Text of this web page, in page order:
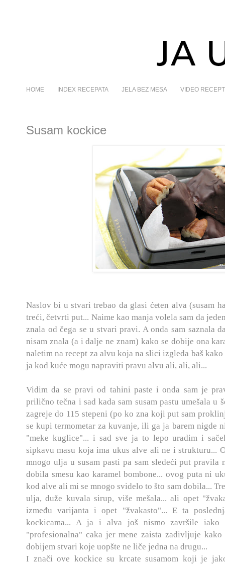
HOME INDEX RECEPATA JELA BEZ MESA VIDEO
Susam kockice
Naslov bi u stvari trebao da glasi ćeten alva (susam
treći, četvrti put... Naime kao manja volela sam da
znala od čega se u stvari pravi. A onda sam saznala
nisam znala (a i dalje ne znam) kako se dobije ona
naletim na recept za alvu koja na slici izgleda baš
ja kod kuće mogu napraviti pravu alvu ali, ali, ali...
Vidim da se pravi od tahini paste i onda sam je
prilično tečna i sad kada sam susam pastu umešala u
zagreje do 115 stepeni (po ko zna koji put sam
se kupi termometar za kuvanje, ili ga ja barem nigde
"meke kuglice"... i sad sve ja to lepo uradim i
sipkavu masu koja ima ukus alve ali ne i strukturu...
mnogo ulja u susam pasti pa sam sledeći put pravila
dobila smesu kao karamel bombone... ovog puta ni
kod alve ali mi se mnogo svidelo to što sam dobila...
ulja, duže kuvala sirup, više mešala... ali opet
između varijanta i opet "žvakasto"... E ta
kockicama... A ja i alva još nismo završile
"profesionalna" caka jer mene zaista zadivljuje
dobijem stvari koje uopšte ne liče jedna na drugu...
I znači ove kockice su krcate susamom koji je